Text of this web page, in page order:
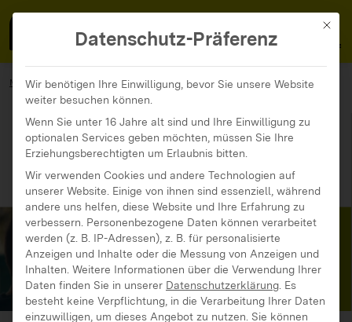
MENÜ
MedienFokus BW ...
Materialien
Aktion Jugendschutz-Workshops: Internet, Smartphone und Co.
Mit
Datenschutz-Präferenz
Wir benötigen Ihre Einwilligung, bevor Sie unsere Website
weiter besuchen können.
Wenn Sie unter 16 Jahre alt sind und Ihre Einwilligung zu
optionalen Services geben möchten, müssen Sie Ihre
Erziehungsberechtigten um Erlaubnis bitten.
Wir verwenden Cookies und andere Technologien auf
unserer Website. Einige von ihnen sind essenziell, während
andere uns helfen, diese Website und Ihre Erfahrung zu
verbessern. Personenbezogene Daten können verarbeitet
werden (z. B. IP-Adressen), z. B. für personalisierte
Anzeigen und Inhalte oder die Messung von Anzeigen und
Inhalten. Weitere Informationen über die Verwendung Ihrer
Daten finden Sie in unserer Datenschutzerklärung Es
besteht keine Verpflichtung, in die Verarbeitung Ihrer Daten
einzuwilligen, um dieses Angebot zu nutzen. Sie können